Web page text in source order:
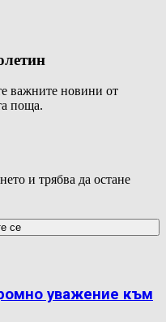
важните новини от
поща.
и трябва да остане
уважение към